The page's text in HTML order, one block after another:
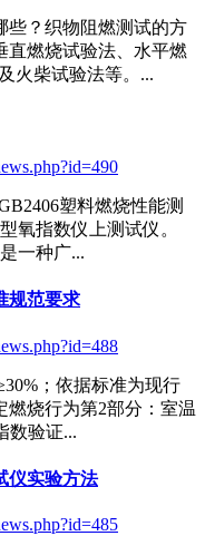
？织物阻燃测试的方
直燃烧试验法、水平燃
火柴试验法等。...
塑料燃烧性能测
氧指数仪上测试仪。
一种广...
规范要求
；依据标准为现行
燃烧行为第2部分：室温
数验证...
仪实验方法